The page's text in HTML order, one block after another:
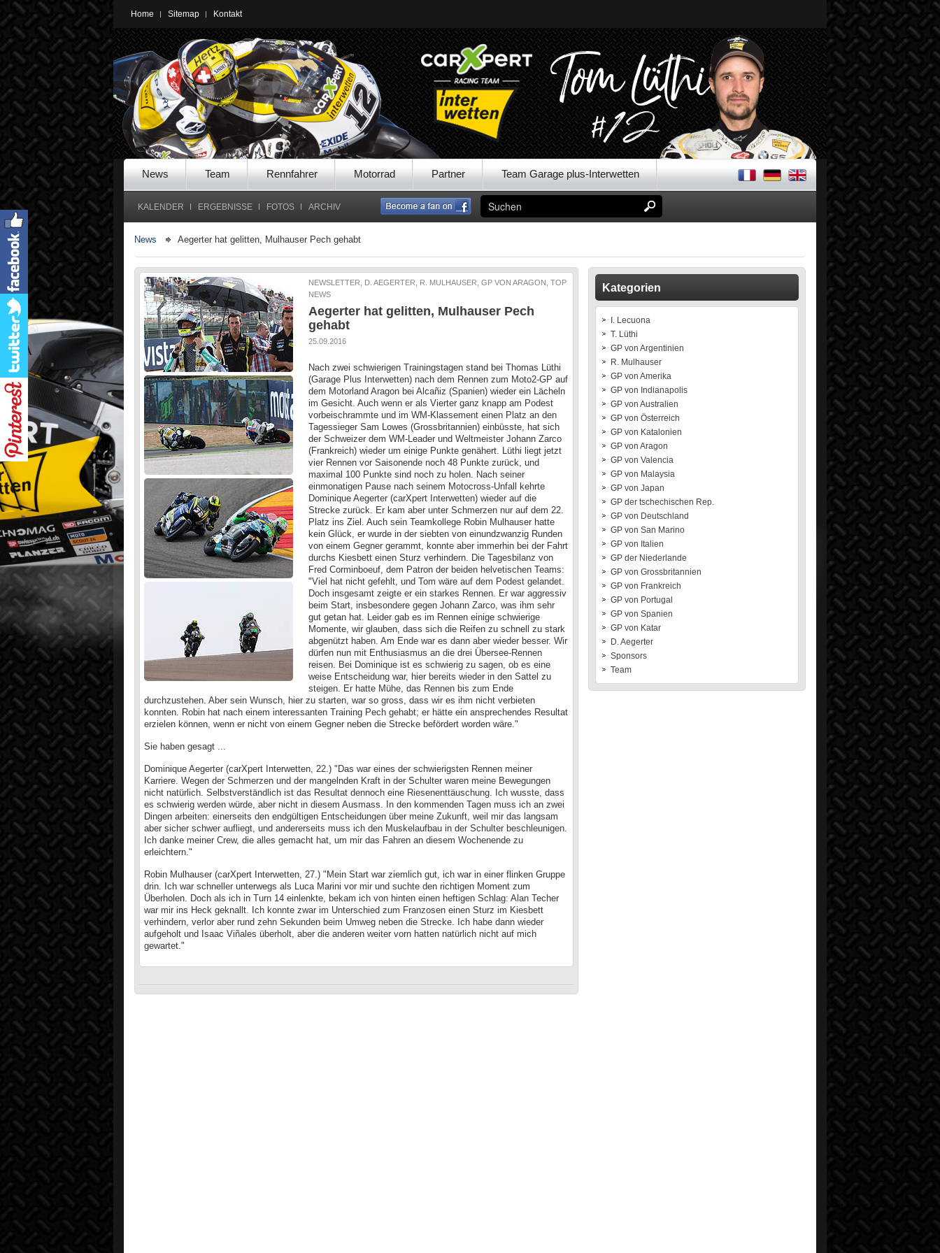
Home Sitemap Kontakt
News Team Rennfahrer Motorrad Partner Team Garage plus-Interwetten
KALENDER ERGEBNISSE FOTOS ARCHIV
News Aegerter hat gelitten, Mulhauser Pech gehabt
NEWSLETTER, D. AEGERTER, R. MULHAUSER, GP VON ARAGON, TOP
NEWS
Aegerter hat gelitten, Mulhauser Pech
gehabt
25.09.2016
Nach zwei schwierigen Trainingstagen stand bei Thomas Lüthi
(Garage Plus Interwetten) nach dem Rennen zum Moto2-GP auf
dem Motorland Aragon bei Alcañiz (Spanien) wieder ein Lächeln
im Gesicht. Auch wenn er als Vierter ganz knapp am Podest
vorbeischrammte und im WM-Klassement einen Platz an den
Tagessieger Sam Lowes (Grossbritannien) einbüsste, hat sich
der Schweizer dem WM-Leader und Weltmeister Johann Zarco
(Frankreich) wieder um einige Punkte genähert. Lüthi liegt jetzt
vier Rennen vor Saisonende noch 48 Punkte zurück, und
maximal 100 Punkte sind noch zu holen. Nach seiner
einmonatigen Pause nach seinem Motocross-Unfall kehrte
Dominique Aegerter (carXpert Interwetten) wieder auf die
Strecke zurück. Er kam aber unter Schmerzen nur auf dem 22.
Platz ins Ziel. Auch sein Teamkollege Robin Mulhauser hatte
kein Glück, er wurde in der siebten von einundzwanzig Runden
von einem Gegner gerammt, konnte aber immerhin bei der Fahrt
durchs Kiesbett einen Sturz verhindern. Die Tagesbilanz von
Fred Corminboeuf, dem Patron der beiden helvetischen Teams:
"Viel hat nicht gefehlt, und Tom wäre auf dem Podest gelandet.
Doch insgesamt zeigte er ein starkes Rennen. Er war aggressiv
beim Start, insbesondere gegen Johann Zarco, was ihm sehr
gut getan hat. Leider gab es im Rennen einige schwierige
Momente, wir glauben, dass sich die Reifen zu schnell zu stark
abgenützt haben. Am Ende war es dann aber wieder besser. Wir
dürfen nun mit Enthusiasmus an die drei Übersee-Rennen
reisen. Bei Dominique ist es schwierig zu sagen, ob es eine
weise Entscheidung war, hier bereits wieder in den Sattel zu
steigen. Er hatte Mühe, das Rennen bis zum Ende
durchzustehen. Aber sein Wunsch, hier zu starten, war so gross, dass wir es ihm nicht verbieten
konnten. Robin hat nach einem interessanten Training Pech gehabt; er hätte ein ansprechendes Resultat
erzielen können, wenn er nicht von einem Gegner neben die Strecke befördert worden wäre."
Sie haben gesagt ...
Dominique Aegerter (carXpert Interwetten, 22.) "Das war eines der schwierigsten Rennen meiner
Karriere. Wegen der Schmerzen und der mangelnden Kraft in der Schulter waren meine Bewegungen
nicht natürlich. Selbstverständlich ist das Resultat dennoch eine Riesenenttäuschung. Ich wusste, dass
es schwierig werden würde, aber nicht in diesem Ausmass. In den kommenden Tagen muss ich an zwei
Dingen arbeiten: einerseits den endgültigen Entscheidungen über meine Zukunft, weil mir das langsam
aber sicher schwer aufliegt, und andererseits muss ich den Muskelaufbau in der Schulter beschleunigen.
Ich danke meiner Crew, die alles gemacht hat, um mir das Fahren an diesem Wochenende zu
erleichtern."
Robin Mulhauser (carXpert Interwetten, 27.) "Mein Start war ziemlich gut, ich war in einer flinken Gruppe
drin. Ich war schneller unterwegs als Luca Marini vor mir und suchte den richtigen Moment zum
Überholen. Doch als ich in Turn 14 einlenkte, bekam ich von hinten einen heftigen Schlag: Alan Techer
war mir ins Heck geknallt. Ich konnte zwar im Unterschied zum Franzosen einen Sturz im Kiesbett
verhindern, verlor aber rund zehn Sekunden beim Umweg neben die Strecke. Ich habe dann wieder
aufgeholt und Isaac Viñales überholt, aber die anderen weiter vorn hatten natürlich nicht auf mich
gewartet."
Kategorien
I. Lecuona
T. Lüthi
GP von Argentinien
R. Mulhauser
GP von Amerika
GP von Indianapolis
GP von Australien
GP von Österreich
GP von Katalonien
GP von Aragon
GP von Valencia
GP von Malaysia
GP von Japan
GP der tschechischen Rep.
GP von Deutschland
GP von San Marino
GP von Italien
GP der Niederlande
GP von Grossbritannien
GP von Frankreich
GP von Portugal
GP von Spanien
GP von Katar
D. Aegerter
Sponsors
Team